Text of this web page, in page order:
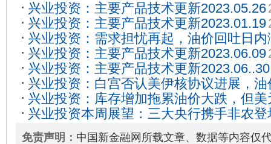
兴业投资：主要产品技术更新2023.05.26
兴业投资：主要产品技术更新2023.01.19
兴业投资：需求担忧再起，油价回吐日内
兴业投资：主要产品技术更新2023.06.09
兴业投资：主要产品技术更新2023.06..30
兴业投资：白宫否认美伊核协议进展，
2023-06-09
兴业投资：库存增加拖累油价大跌，但
2023-02-02
兴业投资本周展望：三大央行携手非农
波动2023-01-31
免责声明： 中国新金融网所载文章、数据等内容仅